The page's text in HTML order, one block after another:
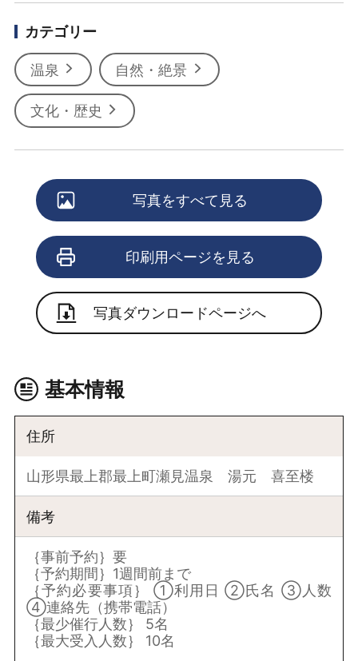
カテゴリー
温泉 自然・絶景
文化・歴史
写真をすべて見る
印刷用ページを見る
写真ダウンロードページへ
基本情報
住所
山形県最上郡最上町瀬見温泉 湯元 喜至楼
備考
｛事前予約｝要
｛予約期間｝1週間前まで
｛予約必要事項｝ ①利用日 ②氏名 ③人数
④連絡先（携帯電話）
｛最少催行人数｝ 5名
｛最大受入人数｝ 10名